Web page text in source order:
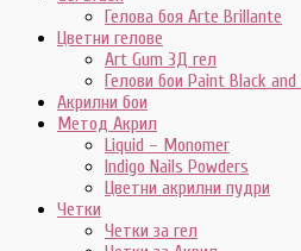
Гелова боя Arte Brillante
Цветни гелове
Art Gum 3Д гел
Гелови бои Paint Black
Акрилни бои
Метод Акрил
Liquid – Monomer
Indigo Nails Powders
Цветни акрилни пудри
Четки
Четки за гел